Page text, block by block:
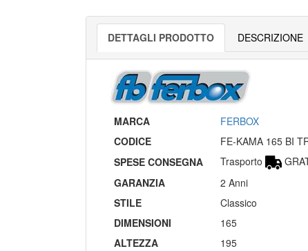
DETTAGLI PRODOTTO DESCRIZIONE
MARCA
FERBOX
CODICE
FE-KAMA 165 BI
SPESE CONSEGNA
Trasporto
GARANZIA
2 Anni
STILE
Classico
DIMENSIONI
165
ALTEZZA
195